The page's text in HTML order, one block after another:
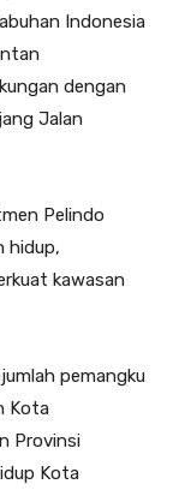
Indonesia
dengan
Jalan
Pelindo
hidup,
kawasan
pemangku
Kota
Provinsi
Kota